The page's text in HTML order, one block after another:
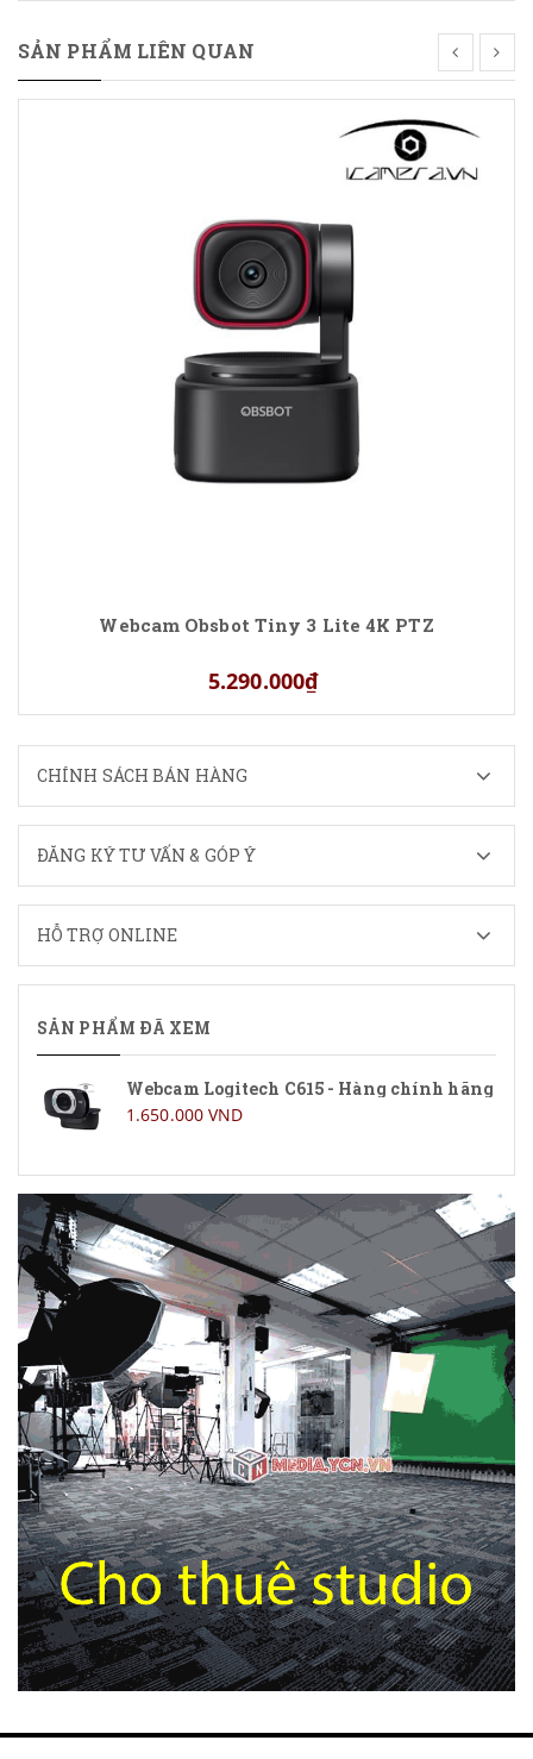
SẢN PHẨM LIÊN QUAN
Webcam Obsbot Tiny 3 Lite 4K PTZ
5.290.000₫
CHÍNH SÁCH BÁN HÀNG
ĐĂNG KÝ TƯ VẤN & GÓP Ý
HỖ TRỢ ONLINE
SẢN PHẨM ĐÃ XEM
Webcam Logitech C615 - Hàng chính hãng
1.650.000 VND